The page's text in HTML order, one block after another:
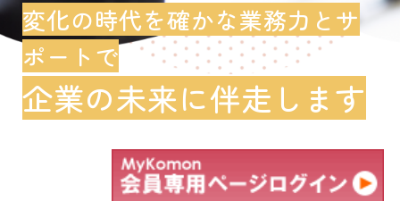
変化の時代を確かな業務力とサ
ポートで
企業の未来に伴走します